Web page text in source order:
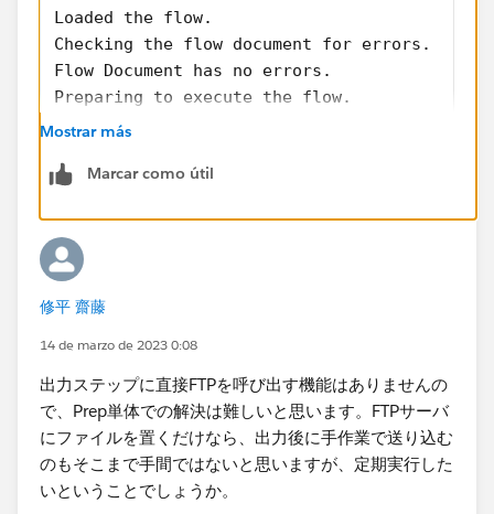
Loaded the flow.
Checking the flow document for errors.
Flow Document has no errors.
Preparing to execute the flow.
Flow Execution Status: Running
Finished running the flow successfully.
の部分は単に進行状況をレポートしているだけで、最後
の行に「成功して終了した」とあるので、エラーでもワ
ーニングでもないと思います。
Mostrar más
Marcar como útil
修平 齋藤
14 de marzo de 2023 0:08
出力ステップに直接FTPを呼び出す​機能はありませんの
で、Prep単体での解決は難しいと思います。FTPサーバ
にファイルを置くだけなら、出力後に手作業で送り込む
のもそこまで手間ではないと思いますが、定期実行した
いということでしょうか。